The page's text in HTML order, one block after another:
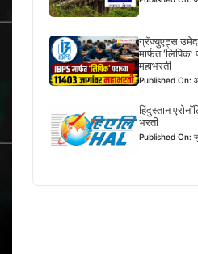
ग्रॅज्युएट्स
मार्फत
महाभरती
Published On:
हिंदुस्तान
भरती
Published On: